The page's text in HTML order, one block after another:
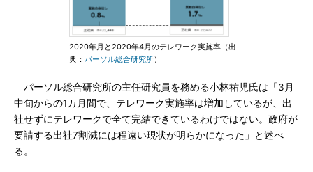
2020年月と2020年4月のテレワーク実施率（出
典： パーソル総合研究所）
パーソル総合研究所の主任研究員を務める小林祐児氏は「3月
中旬からの1カ月間で、テレワーク実施率は増加しているが、出
社せずにテレワークで全て完結できているわけではない。政府が
要請する出社7割減には程遠い現状が明らかになった」と述べ
る。